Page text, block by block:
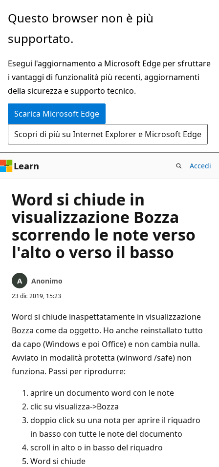
Ignora
passa
contenuto
principale
Questo browser non è più
supportato.
Esegui l'aggiornamento a Microsoft Edge per sfruttare
i vantaggi di funzionalità più recenti, aggiornamenti
della sicurezza e supporto tecnico.
Scarica Microsoft Edge
Scopri di più su Internet Explorer e Microsoft Edge
Learn Accedi
Word si chiude in
visualizzazione Bozza
scorrendo le note verso
l'alto o verso il basso
Anonimo
23 dic 2019, 15:23
Word si chiude inaspettatamente in visualizzazione
Bozza come da oggetto. Ho anche reinstallato tutto
da capo (Windows e poi Office) e non cambia nulla.
Avviato in modalità protetta (winword /safe) non
funziona. Passi per riprodurre:
aprire un documento word con le note
clic su visualizza->Bozza
doppio click su una nota per aprire il riquadro
in basso con tutte le note del documento
scroll in alto o in basso del riquadro
Word si chiude